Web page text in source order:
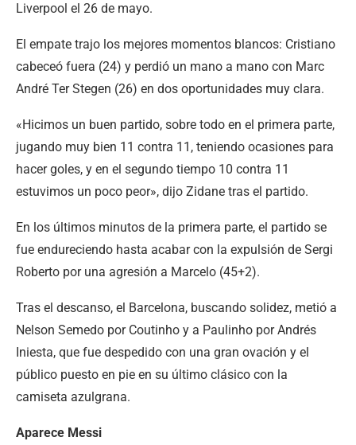
Liverpool el 26 de mayo.
El empate trajo los mejores momentos blancos: Cristiano
cabeceó fuera (24) y perdió un mano a mano con Marc
André Ter Stegen (26) en dos oportunidades muy clara.
«Hicimos un buen partido, sobre todo en el primera parte,
jugando muy bien 11 contra 11, teniendo ocasiones para
hacer goles, y en el segundo tiempo 10 contra 11
estuvimos un poco peor», dijo Zidane tras el partido.
En los últimos minutos de la primera parte, el partido se
fue endureciendo hasta acabar con la expulsión de Sergi
Roberto por una agresión a Marcelo (45+2).
Tras el descanso, el Barcelona, buscando solidez, metió a
Nelson Semedo por Coutinho y a Paulinho por Andrés
Iniesta, que fue despedido con una gran ovación y el
público puesto en pie en su último clásico con la
camiseta azulgrana.
Aparece Messi